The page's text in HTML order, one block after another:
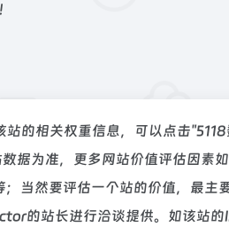
的相关权重信息，可以点击"
据为准，更多网站价值评估因素
当然要评估一个站的价值，最主
的站长进行洽谈提供。如该站的